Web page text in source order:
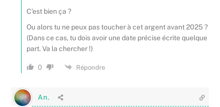
C’est bien ça ?
Ou alors tu ne peux pas toucher à cet argent avant 2025 ?
(Dans ce cas, tu dois avoir une date précise écrite quelque
part. Va la chercher !)
0 Répondre
An.